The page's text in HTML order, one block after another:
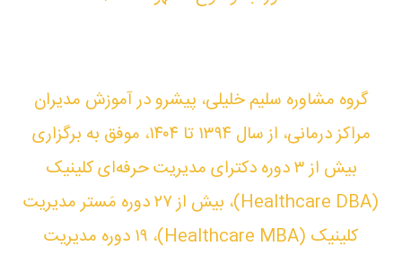
گروه مشاوره سلیم خلیلی، پیشرو در آموزش مدیران
مراکز درمانی، از سال ۱۳۹۴ تا ۱۴۰۴، موفق به برگزاری
بیش از ۳ دوره دکترای مدیریت حرفه‌ای کلینیک‏
(Healthcare DBA)، بیش از ۲۷ دوره مَستر مدیریت
کلینیک (Healthcare MBA)، ۱۹ دوره مدیریت